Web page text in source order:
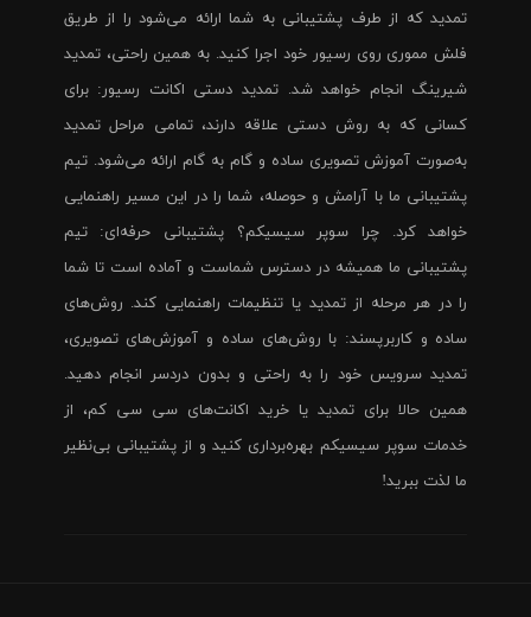
تمدید که از طرف پشتیبانی به شما ارائه می‌شود را از طریق
فلش مموری روی رسیور خود اجرا کنید. به همین راحتی، تمدید
شیرینگ انجام خواهد شد. تمدید دستی اکانت رسیور: برای
کسانی که به روش دستی علاقه دارند، تمامی مراحل تمدید
به‌صورت آموزش تصویری ساده و گام به گام ارائه می‌شود. تیم
پشتیبانی ما با آرامش و حوصله، شما را در این مسیر راهنمایی
خواهد کرد. چرا سوپر سیسیکم؟ پشتیبانی حرفه‌ای: تیم
پشتیبانی ما همیشه در دسترس شماست و آماده است تا شما
را در هر مرحله از تمدید یا تنظیمات راهنمایی کند. روش‌های
ساده و کاربرپسند: با روش‌های ساده و آموزش‌های تصویری،
تمدید سرویس خود را به راحتی و بدون دردسر انجام دهید.
همین حالا برای تمدید یا خرید اکانت‌های سی سی کم، از
خدمات سوپر سیسیکم بهره‌برداری کنید و از پشتیبانی بی‌نظیر
ما لذت ببرید!